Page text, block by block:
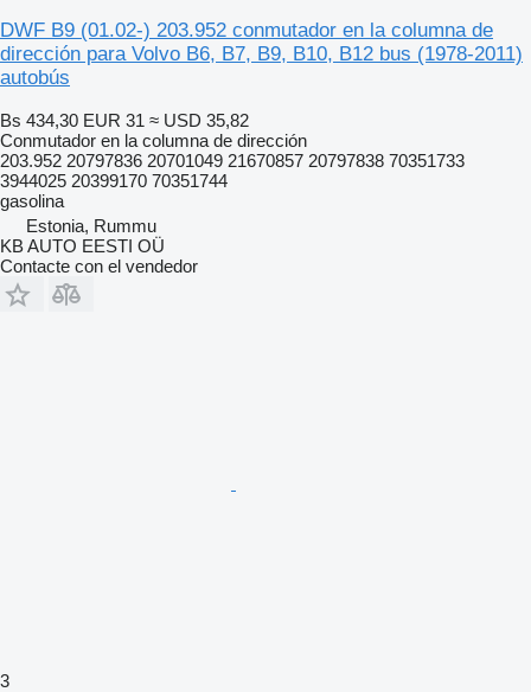
DWF B9 (01.02-) 203.952 conmutador en la columna de
dirección para Volvo B6, B7, B9, B10, B12 bus (1978-2011)
autobús
Bs 434,30 EUR 31 ≈ USD 35,82
Conmutador en la columna de dirección
203.952 20797836 20701049 21670857 20797838 70351733
3944025 20399170 70351744
gasolina
Estonia, Rummu
KB AUTO EESTI OÜ
Contacte con el vendedor
3